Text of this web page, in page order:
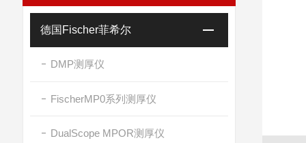
德国Fischer菲希尔
DMP测厚仪
FischerMP0系列测厚仪
DualScope MPOR测厚仪